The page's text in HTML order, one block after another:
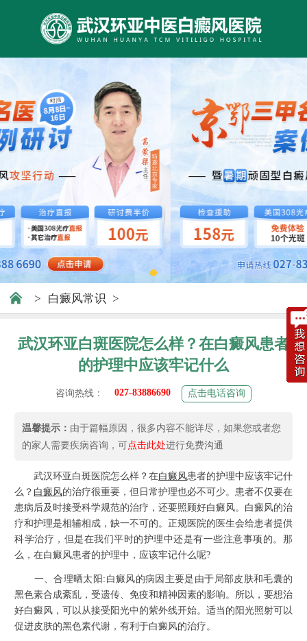
> 白癜风常识 >
武汉环亚白斑医院怎么样？在白癜风患者
的护理中应该牢记什么
咨询热线： 027-83886690 点击电话咨询
温馨提示： 由于篇幅原因，很多内容不能详尽，如果您或者您
的家人需要疾病咨询，可点击此处进行免费沟通
武汉环亚白斑医院怎么样？在白癜风患者的护理中应该牢记什
么？ 白癜风的治疗很重要，但日常护理也必不可少。患者不仅要在
患病后及时接受科学规范的治疗，还要照顾好白癜风。白癜风的治
疗和护理是相辅相成，缺一不可的。正规医院的医生会给患者提供
科学治疗，但是在我们平时的护理中还是有一些注意事项的。那
么，在白癜风患者的护理中，应该牢记什么呢?
一、合理晒太阳:白癜风的病因主要是由于局部皮肤和毛囊的
黑色素合成紊乱，受遗传、免疫和精神因素的影响。所以，要想治
好白癜风，可以从接受阳光中的紫外线开始。适当的阳光照射可以
促进皮肤的黑色素代谢，有利于白癜风的治疗。